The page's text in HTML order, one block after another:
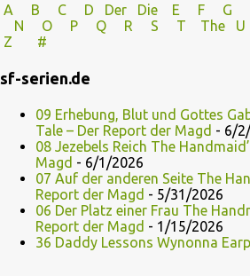
A B C D Der Die E F G
N
O P Q R S T The
Z
#
sf-serien.de
09 Erhebung, Blut und Gottes
Tale – Der Report der Magd - 6/
08 Jezebels Reich The
Magd - 6/1/2026
07 Auf der anderen Seite The
Report der Magd - 5/31/2026
06 Der Platz einer Frau The
Report der Magd - 1/15/2026
36 Daddy Lessons Wynonna Earp